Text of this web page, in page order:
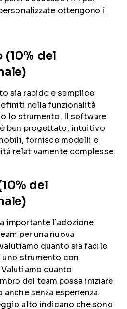
ottengono i
(10% del
sia rapido e semplice
nella funzionalità
lo strumento. Il software
ben progettato, intuitivo
fornisce modelli e
relativamente complesse.
del
importante l’adozione
per una nuova
quanto sia facile
uno strumento con
quanto
del team possa iniziare
anche senza esperienza.
alto indicano che sono